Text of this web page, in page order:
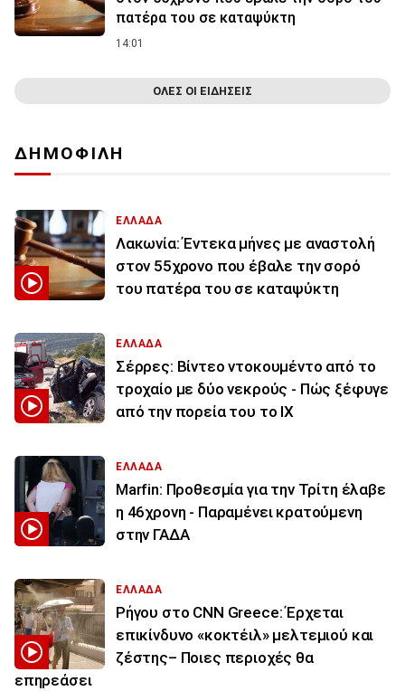
πατέρα του σε καταψύκτη
14:01
ΟΛΕΣ ΟΙ ΕΙΔΗΣΕΙΣ
ΔΗΜΟΦΙΛΗ
ΕΛΛΑΔΑ
Λακωνία: Έντεκα μήνες με αναστολή
στον 55χρονο που έβαλε την σορό
του πατέρα του σε καταψύκτη
ΕΛΛΑΔΑ
Σέρρες: Βίντεο ντοκουμέντο από το
τροχαίο με δύο νεκρούς - Πώς ξέφυγε
από την πορεία του το ΙΧ
ΕΛΛΑΔΑ
Marfin: Προθεσμία για την Τρίτη έλαβε
η 46χρονη - Παραμένει κρατούμενη
στην ΓΑΔΑ
ΕΛΛΑΔΑ
Ρήγου στο CNN Greece: Έρχεται
επικίνδυνο «κοκτέιλ» μελτεμιού και
ζέστης– Ποιες περιοχές θα
επηρεάσει